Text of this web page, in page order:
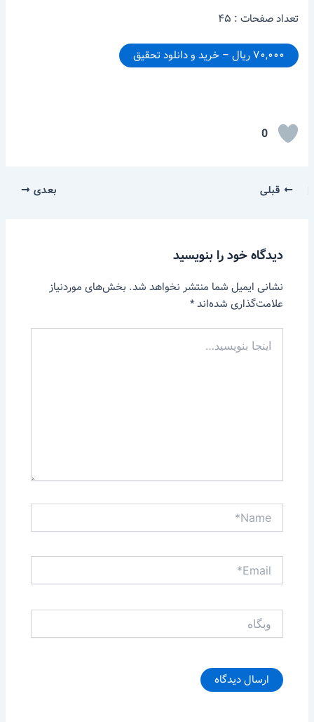
تعداد صفحات : ۴۵
۷۰,۰۰۰ ریال – خرید و دانلود تحقیق
0
قبلی بعدی
دیدگاه‌ خود را بنویسید
نشانی ایمیل شما منتشر نخواهد شد. بخش‌های موردنیاز
علامت‌گذاری شده‌اند*
بنویسید…
Name*
Email*